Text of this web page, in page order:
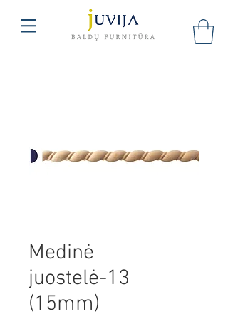
Medinė
juostelė-13
(15mm)